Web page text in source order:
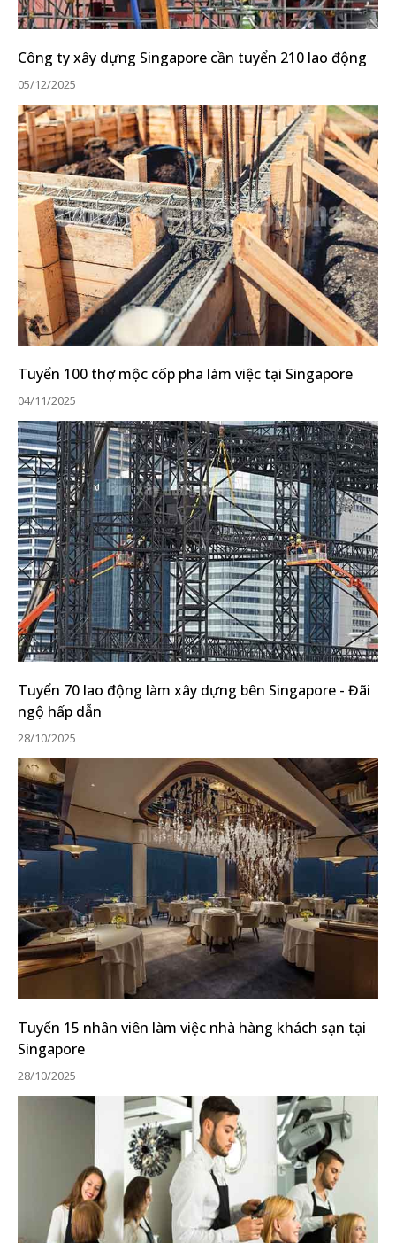
Công ty xây dựng Singapore cần tuyển 210 lao động
05/12/2025
Tuyển 100 thợ mộc cốp pha làm việc tại Singapore
04/11/2025
Tuyển 70 lao động làm xây dựng bên Singapore - Đãi
ngộ hấp dẫn
28/10/2025
Tuyển 15 nhân viên làm việc nhà hàng khách sạn tại
Singapore
28/10/2025